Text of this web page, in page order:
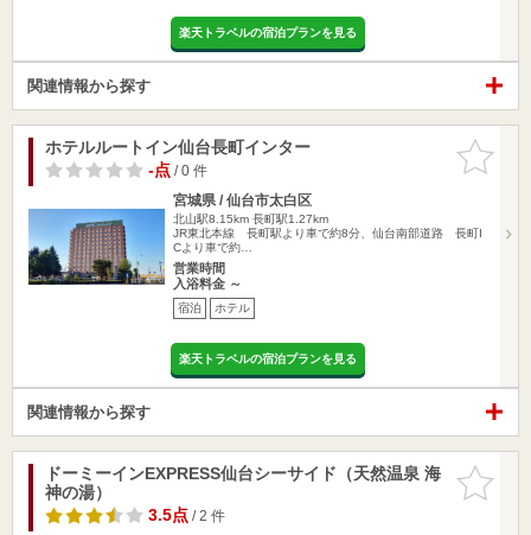
楽天トラベルの宿泊プランを見る
関連情報から探す
お気に入
りに追加
ホテルルートイン仙台長町インター
-点/ 0 件
宮城県 / 仙台市太白区
北山駅8.15km 長町駅1.27km
JR東北本線 長町駅より車で約8分、仙台南部道路 長町I
Cより車で約…
営業時間
入浴料金 ～
宿泊 ホテル
楽天トラベルの宿泊プランを見る
関連情報から探す
お気に入
りに追加
ドーミーインEXPRESS仙台シーサイド（天然温泉 海
神の湯）
3.5点/ 2 件